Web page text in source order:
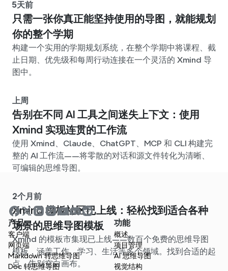
5天前
只需一张你真正能坚持使用的导图，就能规划
你的整个学期
构建一个实用的学期规划系统，在整个学期中将课程、截
止日期、优先级和每周行动连接在一个灵活的 Xmind 导
图中。
上周
告别在不同 AI 工具之间迷失上下文：使用
Xmind 实现连贯的工作流
使用 Xmind、Claude、ChatGPT、MCP 和 CLI 构建完
整的 AI 工作流——将零散的对话和源文件转化为清晰、
可编辑的思维导图。
2个月前
Xmind 模板社区已上线：轻松找到适合各种
场景的思维导图模板
Xmind 的模板市集现已上线——数百个免费的思维导图
模板，涵盖工作、学习、生活等多个领域。找到合适的起
点，告别空白画布。
产品
客户端
网页端
Markdown 转思维导图
Doc 转思维导图
功能
概述
项目管理
AI 思维导图
视觉结构